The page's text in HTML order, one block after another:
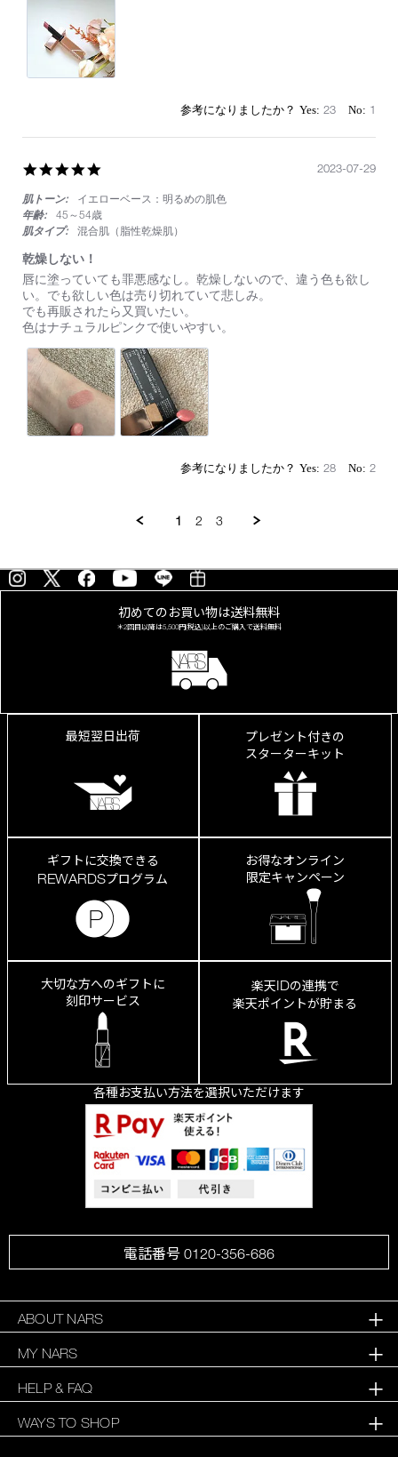
て
で、
を
入
し
ま
た。
ま
ず、
細
身
ケ
ー
ス
が
お
し
ス
ル
ス
ワ
23 1
rating
肌トーン:
イエローベース：明るめの肌色
年齢:
45～54歳
肌タイプ:
混合肌（脂性乾燥肌）
乾燥しない！
Review
by
on
29
Jul
2023
review
stating
乾
燥
し
な
い！
唇に塗っていても罪悪感なし。乾燥しないので、違う色も欲し
い。でも欲しい色は売り切れていて悲しみ。
でも再販されたら又買いたい。
色はナチュラルピンクで使いやすい。
2023-07-29
28 2
1 2 3
初めてのお買い物は送料無料
＊2回目以降は5,500円(税込)以上のご購入で送料無料
最短翌日出荷
プレゼント付きの
スターターキット
ギフトに交換できる
REWARDSプログラム
お得なオンライン
限定キャンペーン
大切な方へのギフトに
刻印サービス
楽天IDの連携で
楽天ポイントが貯まる
各種お支払い方法を選択いただけます
電話番号 0120-356-686
ABOUT NARS
MY NARS
HELP & FAQ
WAYS TO SHOP